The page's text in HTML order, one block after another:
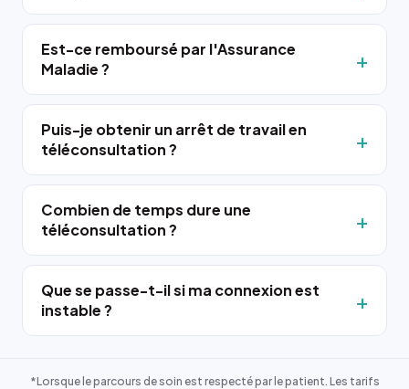
Est-ce remboursé par l'Assurance
Maladie ?
Puis-je obtenir un arrêt de travail en
téléconsultation ?
Combien de temps dure une
téléconsultation ?
Que se passe-t-il si ma connexion est
instable ?
*Lorsque le parcours de soin est respecté par le patient. Les tarifs